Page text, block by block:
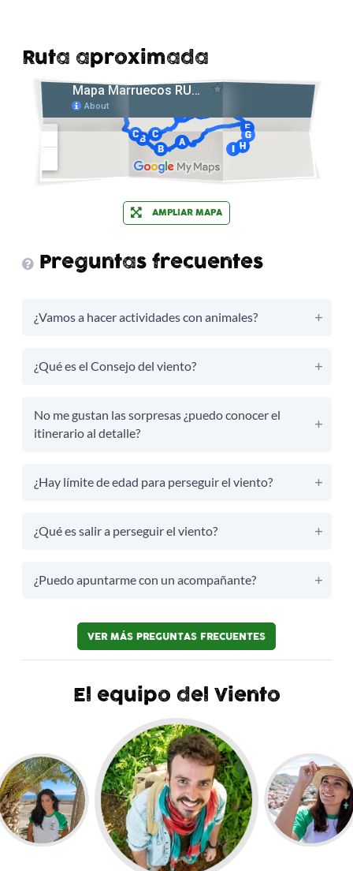
Ruta aproximada
AMPLIAR MAPA
Preguntas frecuentes
¿Vamos a hacer actividades con animales?
¿Qué es el Consejo del viento?
No me gustan las sorpresas ¿puedo conocer el
itinerario al detalle?
¿Hay límite de edad para perseguir el viento?
¿Qué es salir a perseguir el viento?
¿Puedo apuntarme con un acompañante?
VER MÁS PREGUNTAS FRECUENTES
El equipo del Viento